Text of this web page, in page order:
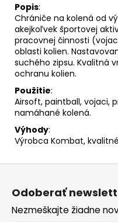
Popis:
Chrániče na kolená od
akejkoľvek športovej
pracovnej činnosti
oblasti kolien.
suchého zipsu. Kvalitná
ochranu kolien.
Použitie:
Airsoft, paintball, vojaci,
namáhané kolená.
Výhody:
Výrobca Kombat,
Z
Odoberať
Nezmeškajte žiadne